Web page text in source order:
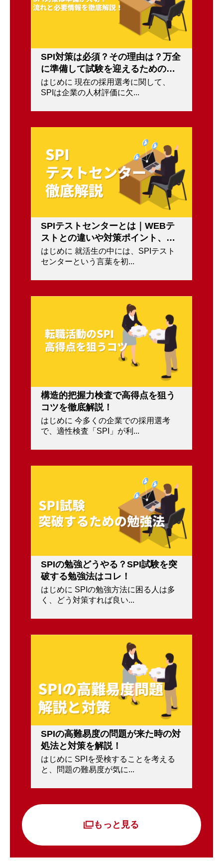
SPI対策は必須？その理由は？万全
に準備して試験を迎えるためのバ
イブル！
はじめに 現在の採用選考に関して、
SPIは企業の人材評価に欠...
SPIテストセンターとは｜WEBテ
ストとの違いや対策ポイント、受
検方法を紹介！
はじめに 就活生の中には、SPIテスト
センターという言葉を初...
構造的把握力検査で高得点を狙う
コツを徹底解説！
はじめに 今多くの企業での採用選考
で、適性検査「SPI」が利...
SPIの勉強どうやる？SPI試験を突
破する勉強法はコレ！
はじめに SPIの勉強方法に困る人は多
く、どう対策すれば良い...
SPIの高難易度の問題が来た時の対
処法と対策を解説！
はじめに SPIを受検することを考える
と、問題の難易度が気に...
もっと見る